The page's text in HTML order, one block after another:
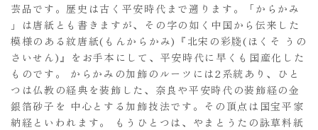
芸品です。歴史は古く平安時代まで遡ります。「からかみ
」は唐紙とも書きますが、その字の如く中国から伝来した
模様のある紋唐紙(もんからかみ)『北宋の彩牋(ほくそ うの
さいせん)』をお手本にして、平安時代に早くも国産化した
ものです。 からかみの加飾のルーツには2系統あり、ひと
つは仏教の経典を装飾した、奈良や平安時代の装飾経の金
銀箔砂子を 中心とする加飾技法です。その頂点は国宝平家
納経といわれます。 もうひとつは、やまとうたの詠草料紙